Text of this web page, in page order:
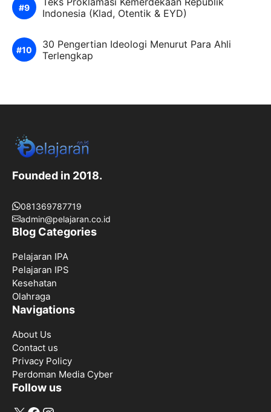
Indonesia (Klad, Otentik & EYD)
30 Pengertian Ideologi Menurut Para Ahli
Terlengkap
Founded in 2018.
081369787719
admin@pelajaran.co.id
Blog Categories
Pelajaran IPA
Pelajaran IPS
Kesehatan
Olahraga
Navigations
About Us
Contact us
Privacy Policy
Perdoman Media Cyber
Follow us